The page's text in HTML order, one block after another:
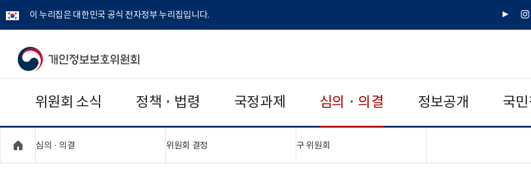
이 누리집은 대한민국 공식 전자정부 누리집입니다.
유
인
개
보
보
위원회 소식 정책 · 법령 국정과제 심의 · 의결 정보공개 국
심의 · 의결 위원회 결정 구 위원회